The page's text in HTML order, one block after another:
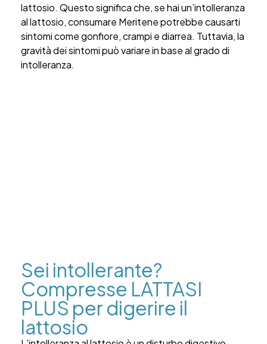
lattosio. Questo significa che, se hai un’intolleranza
al lattosio, consumare Meritene potrebbe causarti
sintomi come gonfiore, crampi e diarrea. Tuttavia, la
gravità dei sintomi può variare in base al grado di
intolleranza.
Sei intollerante?
Compresse LATTASI
PLUS per digerire il
lattosio